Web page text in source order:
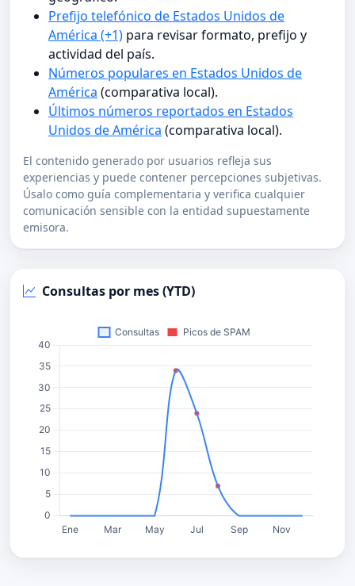
Prefijo telefónico de Estados Unidos de
América (+1) para revisar formato, prefijo y
actividad del país.
Números populares en Estados Unidos de
América (comparativa local).
Últimos números reportados en Estados
Unidos de América (comparativa local).
El contenido generado por usuarios refleja sus
experiencias y puede contener percepciones subjetivas.
Úsalo como guía complementaria y verifica cualquier
comunicación sensible con la entidad supuestamente
emisora.
Consultas por mes (YTD)